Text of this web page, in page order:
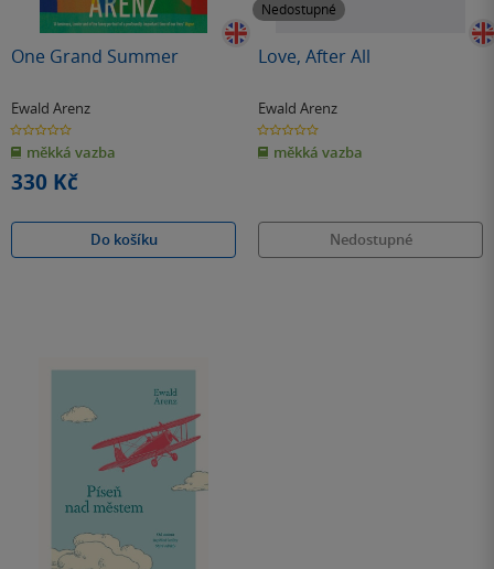
One Grand Summer
Ewald Arenz
0.0
z
5
hvězdiček
měkká vazba
330 Kč
Do košíku
Nedostupné
Love, After All
Ewald Arenz
0.0
z
5
hvězdiček
měkká vazba
Nedostupné